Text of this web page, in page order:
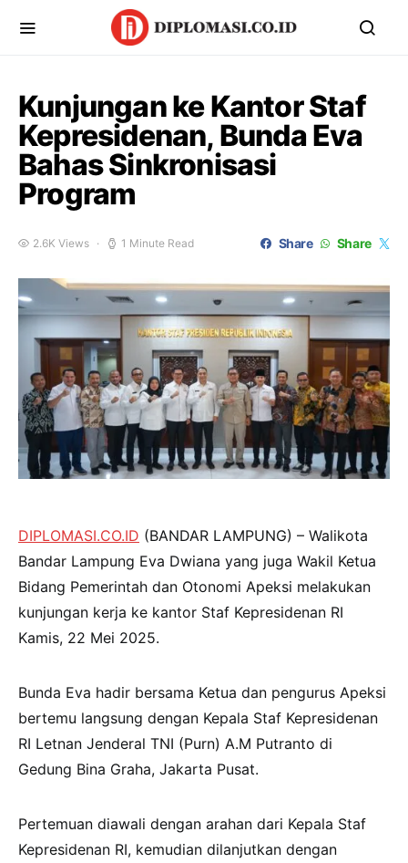
Kunjungan ke Kantor Staf
Kepresidenan, Bunda Eva
Bahas Sinkronisasi
Program
2.6K Views 1 Minute Read Share Share
DIPLOMASI.CO.ID (BANDAR LAMPUNG) – Walikota
Bandar Lampung Eva Dwiana yang juga Wakil Ketua
Bidang Pemerintah dan Otonomi Apeksi melakukan
kunjungan kerja ke kantor Staf Kepresidenan RI
Kamis, 22 Mei 2025.
Bunda Eva hadir bersama Ketua dan pengurus Apeksi
bertemu langsung dengan Kepala Staf Kepresidenan
RI Letnan Jenderal TNI (Purn) A.M Putranto di
Gedung Bina Graha, Jakarta Pusat.
Pertemuan diawali dengan arahan dari Kepala Staf
Kepresidenan RI, kemudian dilanjutkan dengan